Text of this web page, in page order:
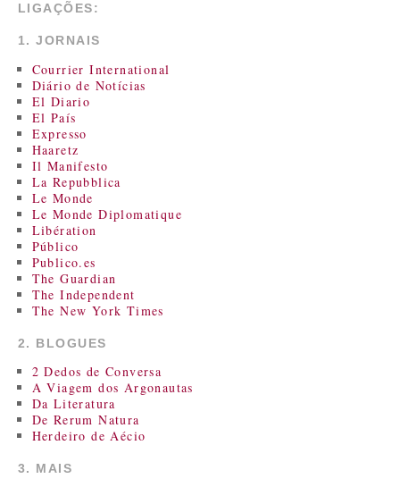
LIGAÇÕES:
1. JORNAIS
Courrier International
Diário de Notícias
El Diario
El País
Expresso
Haaretz
Il Manifesto
La Repubblica
Le Monde
Le Monde Diplomatique
Libération
Público
Publico.es
The Guardian
The Independent
The New York Times
2. BLOGUES
2 Dedos de Conversa
A Viagem dos Argonautas
Da Literatura
De Rerum Natura
Herdeiro de Aécio
3. MAIS